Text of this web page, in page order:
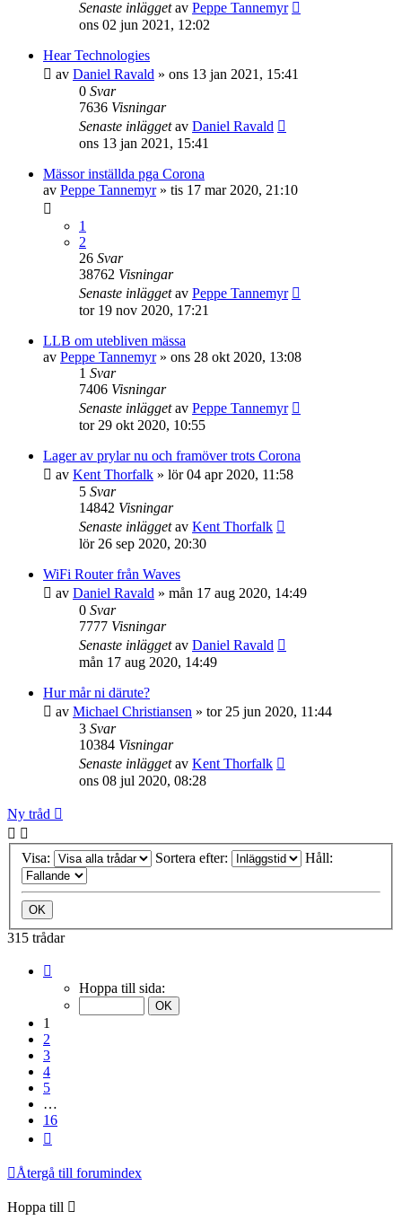
Senaste inläggetav Peppe Tannemyr
ons 02 jun 2021, 12:02
Hear Technologies
av Daniel Ravald » ons 13 jan 2021, 15:41
0 Svar
7636 Visningar
Senaste inläggetav Daniel Ravald
ons 13 jan 2021, 15:41
Mässor inställda pga Corona
av Peppe Tannemyr» tis 17 mar 2020, 21:10
1
2
26 Svar
38762 Visningar
Senaste inläggetav Peppe Tannemyr
tor 19 nov 2020, 17:21
LLB om utebliven mässa
av Peppe Tannemyr» ons 28 okt 2020, 13:08
1 Svar
7406 Visningar
Senaste inläggetav Peppe Tannemyr
tor 29 okt 2020, 10:55
Lager av prylar nu och framöver trots Corona
av Kent Thorfalk » lör 04 apr 2020, 11:58
5 Svar
14842 Visningar
Senaste inläggetav Kent Thorfalk
lör 26 sep 2020, 20:30
WiFi Router från Waves
av Daniel Ravald » mån 17 aug 2020, 14:49
0 Svar
7777 Visningar
Senaste inläggetav Daniel Ravald
mån 17 aug 2020, 14:49
Hur mår ni därute?
av Michael Christiansen » tor 25 jun 2020, 11:44
3 Svar
10384 Visningar
Senaste inläggetav Kent Thorfalk
ons 08 jul 2020, 08:28
Ny tråd
Visa: Sortera efter: Håll:
315 trådar
Hoppa till sida:
1
2
3
4
5
…
16
Återgå till forumindex
Hoppa till